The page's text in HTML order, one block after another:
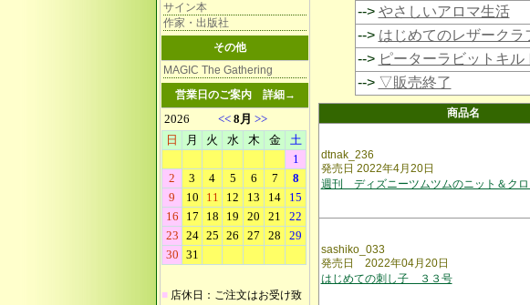
サイン本
作家・出版社
その他
MAGIC The Gathering
営業日のご案内 詳細→
■ 店休日：ご注文はお受け致
--> やさしいアロマ生活
--> はじめてのレザークラ
--> ピーターラビットキル
--> ▽販売終了
商品名
dtnak_236
発売日 2022年4月20日
週刊 ディズニーツムツムのニット＆ク
sashiko_033
発売日 2022年04月20日
はじめての刺し子 ３３号